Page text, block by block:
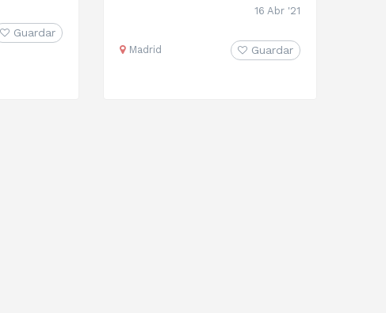
Guardar
16 Abr '21
Madrid Guardar